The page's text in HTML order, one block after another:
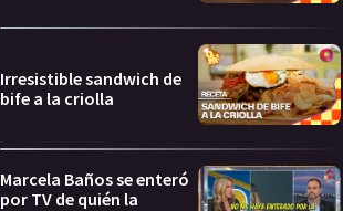
Irresistible sandwich de
bife a la criolla
Marcela Baños se enteró
por TV de quién la